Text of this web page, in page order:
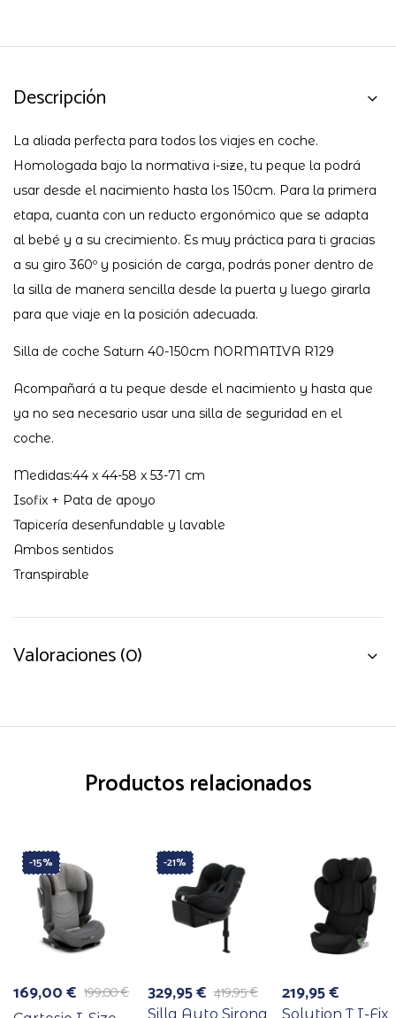
Descripción
La aliada perfecta para todos los viajes en coche.
Homologada bajo la normativa i-size, tu peque la podrá
usar desde el nacimiento hasta los 150cm. Para la primera
etapa, cuanta con un reducto ergonómico que se adapta
al bebé y a su crecimiento. Es muy práctica para ti gracias
a su giro 360º y posición de carga, podrás poner dentro de
la silla de manera sencilla desde la puerta y luego girarla
para que viaje en la posición adecuada.
Silla de coche Saturn 40-150cm NORMATIVA R129
Acompañará a tu peque desde el nacimiento y hasta que
ya no sea necesario usar una silla de seguridad en el
coche.
Medidas:44 x 44-58 x 53-71 cm
Isofix + Pata de apoyo
Tapicería desenfundable y lavable
Ambos sentidos
Transpirable
Valoraciones (0)
Productos relacionados
-15%
199,00€
El
169,00€
El
-21%
419,95€
El
329,95€
El
Silla Auto Sirona
219,95€
Solution T I-Fix